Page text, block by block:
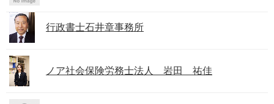
行政書士石井章事務所
ノア社会保険労務士法人 岩田 祐佳